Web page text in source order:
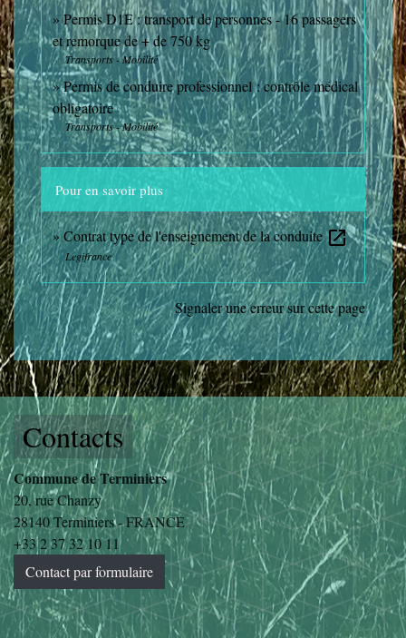
Permis D1E : transport de personnes - 16 passagers
et remorque de + de 750 kg
Transports - Mobilité
Permis de conduire professionnel : contrôle médical
obligatoire
Transports - Mobilité
Pour en savoir plus
Contrat type de l'enseignement de la conduiteopen_in_new
Legifrance
Signaler une erreur sur cette page
Contacts
Commune de Terminiers
20, rue Chanzy
28140 Terminiers - FRANCE
+33 2 37 32 10 11
Contact par formulaire